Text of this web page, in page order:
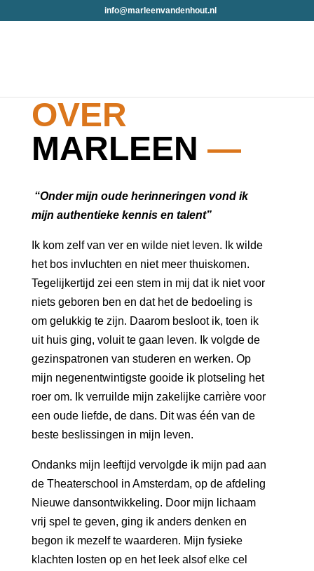
info@marleenvandenhout.nl
OVER
MARLEEN —
“Onder mijn oude herinneringen vond ik
mijn authentieke kennis en talent”
Ik kom zelf van ver en wilde niet leven. Ik wilde
het bos invluchten en niet meer thuiskomen.
Tegelijkertijd zei een stem in mij dat ik niet voor
niets geboren ben en dat het de bedoeling is
om gelukkig te zijn. Daarom besloot ik, toen ik
uit huis ging, voluit te gaan leven. Ik volgde de
gezinspatronen van studeren en werken. Op
mijn negenentwintigste gooide ik plotseling het
roer om. Ik verruilde mijn zakelijke carrière voor
een oude liefde, de dans. Dit was één van de
beste beslissingen in mijn leven.
Ondanks mijn leeftijd vervolgde ik mijn pad aan
de Theaterschool in Amsterdam, op de afdeling
Nieuwe dansontwikkeling. Door mijn lichaam
vrij spel te geven, ging ik anders denken en
begon ik mezelf te waarderen. Mijn fysieke
klachten losten op en het leek alsof elke cel